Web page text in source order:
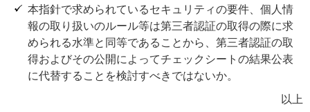
本指針で求められているセキュリティの要件、個人情
報の取り扱いのルール等は第三者認証の取得の際に求
められる水準と同等であることから、第三者認証の取
得およびその公開によってチェックシートの結果公表
に代替することを検討すべきではないか。
以上